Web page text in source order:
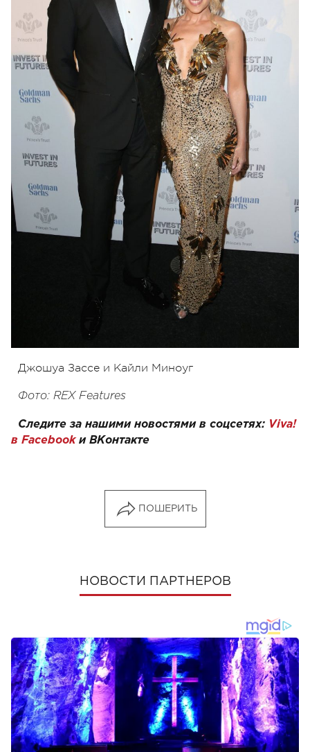
Джошуа Зассе и Кайли Миноуг
Фото: REX Features
Следите за нашими новостями в соцсетях: Viva!
в Facebookи ВКонтакте
ПОШЕРИТЬ
НОВОСТИ ПАРТНЕРОВ